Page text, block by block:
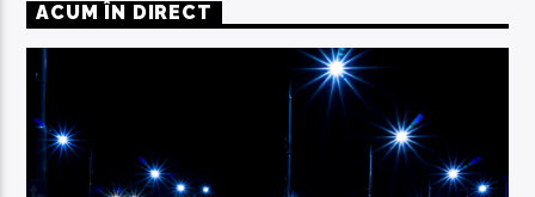
ACUM ÎN DIRECT